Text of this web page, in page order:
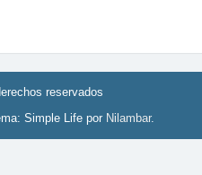
reservados
Simple Life por Nilambar.